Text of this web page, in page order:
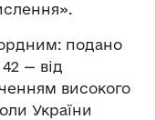
подано
— від
високого
України